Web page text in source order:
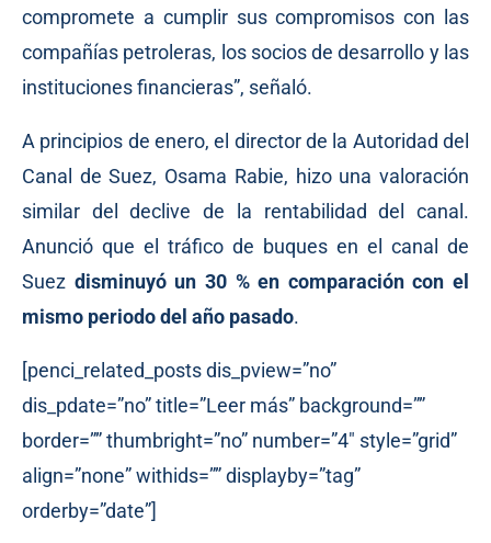
compromete a cumplir sus compromisos con las
compañías petroleras, los socios de desarrollo y las
instituciones financieras”, señaló.
A principios de enero, el director de la Autoridad del
Canal de Suez, Osama Rabie, hizo una valoración
similar del declive de la rentabilidad del canal.
Anunció que el tráfico de buques en el canal de
Suez disminuyóun 30 % en comparación con el
mismo periodo del año pasado.
[penci_related_posts dis_pview=”no”
dis_pdate=”no” title=”Leer más” background=””
border=”” thumbright=”no” number=”4″ style=”grid”
align=”none” withids=”” displayby=”tag”
orderby=”date”]